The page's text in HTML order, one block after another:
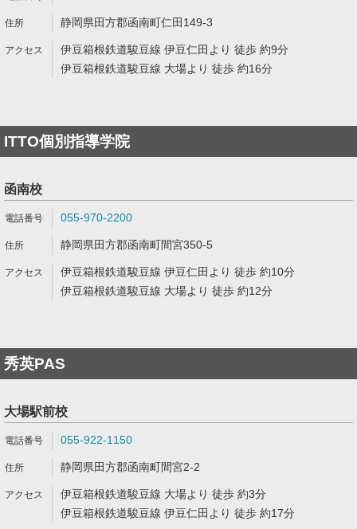
静岡県田方郡函南町仁田149-3
伊豆箱根鉄道駿豆線 伊豆仁田より 徒歩 約9分
伊豆箱根鉄道駿豆線 大場より 徒歩 約16分
ITTO個別指導学院
函南校
055-970-2200
静岡県田方郡函南町間宮350-5
伊豆箱根鉄道駿豆線 伊豆仁田より 徒歩 約10分
伊豆箱根鉄道駿豆線 大場より 徒歩 約12分
秀英PAS
大場駅前校
055-922-1150
静岡県田方郡函南町間宮2-2
伊豆箱根鉄道駿豆線 大場より 徒歩 約3分
伊豆箱根鉄道駿豆線 伊豆仁田より 徒歩 約17分